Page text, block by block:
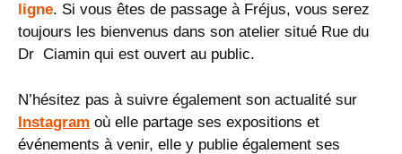
ligne. Si vous êtes de passage à Fréjus, vous serez
toujours les bienvenus dans son atelier situé Rue du
Dr Ciamin qui est ouvert au public.
N’hésitez pas à suivre également son actualité sur
Instagram où elle partage ses expositions et
événements à venir, elle y publie également ses